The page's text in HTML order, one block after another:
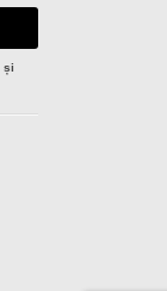
și